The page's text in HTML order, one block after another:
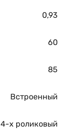
0,93
60
85
Встроенный
4-х роликовый